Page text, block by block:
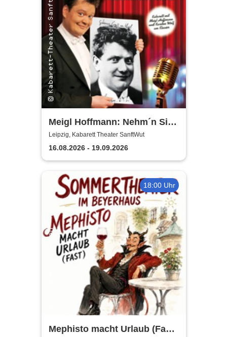
Meigl Hoffmann: Nehm´n Sie
´n Alten! - Ein Otto Reutter-
Abend
Leipzig, Kabarett Theater SanftWut
16.08.2026 - 19.09.2026
18:00 Uhr
Mephisto macht Urlaub (Fast)